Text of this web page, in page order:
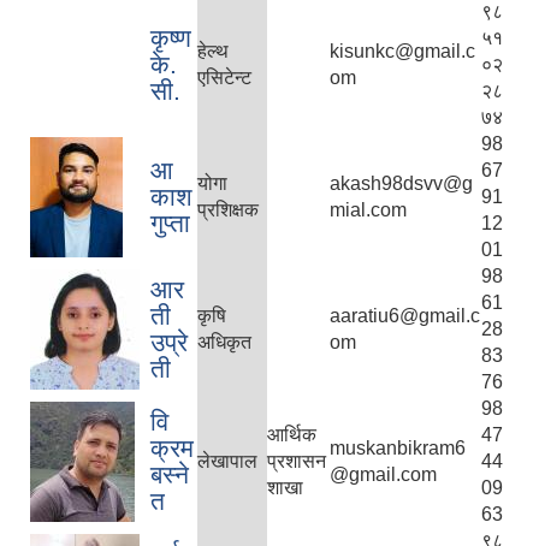
कृष्ण
के.
सी.
हेल्थ
एसिटेन्ट
kisunkc@gmail.c
om
९८
५१
०२
२८
७४
आ
काश
गुप्ता
योगा
प्रशिक्षक
akash98dsvv@g
mial.com
98
67
91
12
01
आर
ती
उप्रे
ती
कृषि
अधिकृत
aaratiu6@gmail.c
om
98
61
28
83
76
वि
क्रम
बस्ने
त
लेखापाल
आर्थिक
प्रशासन
शाखा
muskanbikram6
@gmail.com
98
47
44
09
63
९८